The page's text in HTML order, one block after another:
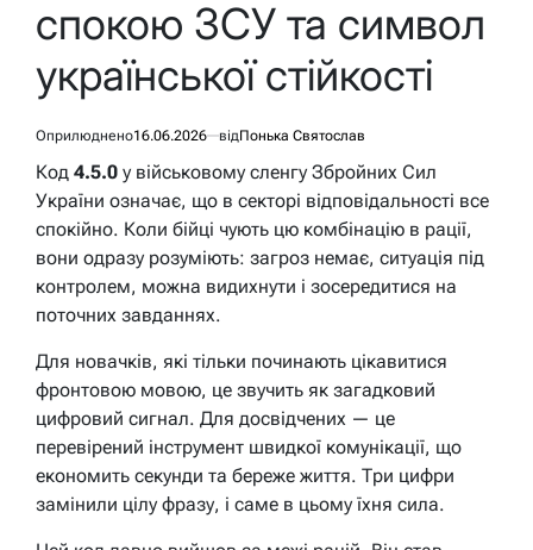
спокою ЗСУ та символ
української стійкості
Оприлюднено16.06.2026 відПонька Святослав
Код 4.5.0 у військовому сленгу Збройних Сил
України означає, що в секторі відповідальності все
спокійно. Коли бійці чують цю комбінацію в рації,
вони одразу розуміють: загроз немає, ситуація під
контролем, можна видихнути і зосередитися на
поточних завданнях.
Для новачків, які тільки починають цікавитися
фронтовою мовою, це звучить як загадковий
цифровий сигнал. Для досвідчених — це
перевірений інструмент швидкої комунікації, що
економить секунди та береже життя. Три цифри
замінили цілу фразу, і саме в цьому їхня сила.